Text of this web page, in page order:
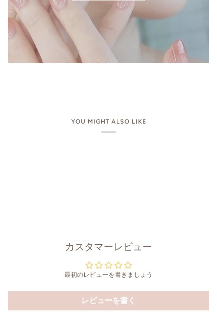
YOU MIGHT ALSO LIKE
カスタマーレビュー
最初のレビューを書きましょう
レビューを書く